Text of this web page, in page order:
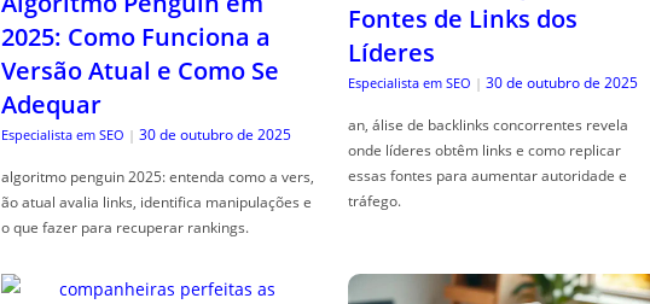
2025: Como Funciona a
Versão Atual e Como Se
Adequar
Especialista em SEO | 30 de outubro de 2025
algoritmo penguin 2025: entenda como a vers,
ão atual avalia links, identifica manipulações e
o que fazer para recuperar rankings.
Fontes de Links dos
Líderes
Especialista em SEO | 30 de outubro de 2025
an, álise de backlinks concorrentes revela
onde líderes obtêm links e como replicar
essas fontes para aumentar autoridade e
tráfego.